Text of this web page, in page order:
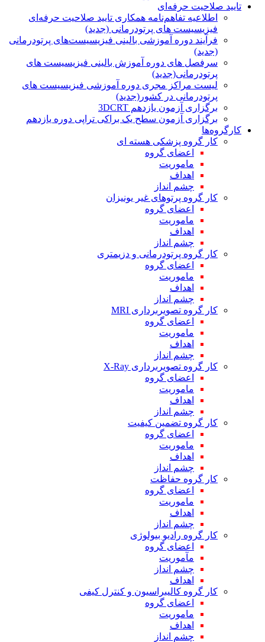
تایید صلاحیت حرفه‌ای
اطلاعیه تفاهم‌نامه همکاری تایید صلاحیت حرفه‌ای
فیزیسیست های پرتودرمانی (جدید)
فرآیند دوره آموزشی بالینی فیزیسیست‌های پرتودرمانی
(جدید)
سرفصل های دوره آموزش بالینی فیزیسیست های
پرتودرمانی(جدید)
لیست مراکز مجری دوره آموزشی فیزیسیست های
پرتودرمانی در کشور(جدید)
برگزاری آزمون یازدهم 3DCRT
برگزاری آزمون سطح یک براکی تراپی دوره یازدهم
کارگروه‌ها
کار گروه پزشکی هسته ای
اعضای گروه
ماموریت
اهداف
چشم انداز
کار گروه پرتوهای غیر یونیزان
اعضای گروه
ماموریت
اهداف
چشم انداز
کار گروه پرتودرمانی و دزیمتری
اعضای گروه
ماموریت
اهداف
چشم انداز
کار گروه تصویربرداری MRI
اعضای گروه
ماموریت
اهداف
چشم انداز
کار گروه تصویربرداری X-Ray
اعضای گروه
ماموریت
اهداف
چشم انداز
کار گروه تضمین کیفیت
اعضای گروه
ماموریت
اهداف
چشم انداز
کار گروه حفاظت
اعضای گروه
ماموریت
اهداف
چشم انداز
کار گروه رادیو بیولوژی
اعضای گروه
مآموریت
چشم انداز
اهداف
کار گروه کالیبراسیون و کنترل کیفی
اعضای گروه
ماموریت
اهداف
چشم انداز